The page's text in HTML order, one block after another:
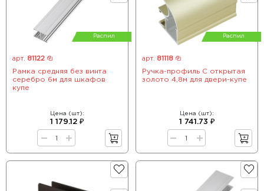
Распил
арт. 81122
Рамка средняя без винта
серебро 6м для шкафов
купе
Цена (шт):
1 179.12 ₽
Распил
арт. 81118
Ручка-профиль С открытая
золото 4,8м для двери-купе
Цена (шт):
1 741.73 ₽